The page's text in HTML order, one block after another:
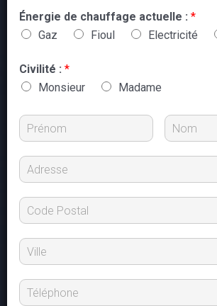
Énergie de chauffage actuelle : *
Gaz
Fioul Electricité
Civilité : *
Monsieur
Madame